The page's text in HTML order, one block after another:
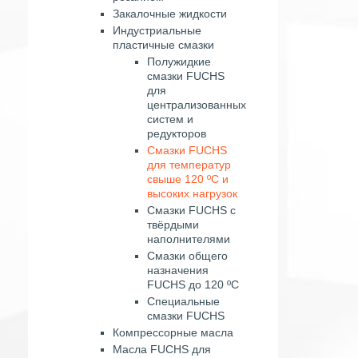
Закалочные жидкости
Индустриальные
пластичные смазки
Полужидкие
смазки FUCHS
для
централизованных
систем и
редукторов
Смазки FUCHS
для температур
свыше 120 ºС и
высоких нагрузок
Смазки FUCHS с
твёрдыми
наполнителями
Смазки общего
назначения
FUCHS до 120 ºС
Специальные
смазки FUCHS
Компрессорные масла
Масла FUCHS для